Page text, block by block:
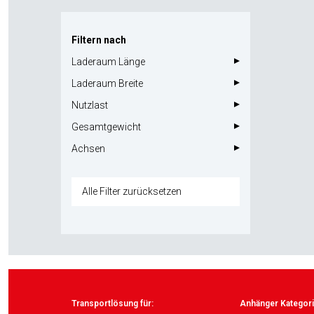
Filtern nach
Laderaum Länge
Laderaum Breite
Nutzlast
Gesamtgewicht
Achsen
Alle Filter zurücksetzen
Transportlösung für:
Anhänger